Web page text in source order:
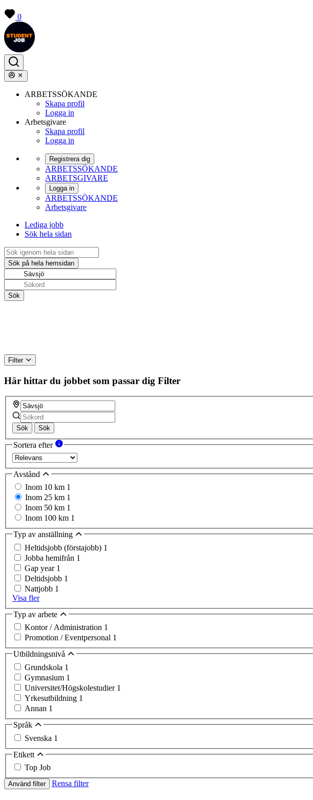
0
ARBETSSÖKANDE
Skapa profil
Logga in
Arbetsgivare
Skapa profil
Logga in
Registrera dig
ARBETSSÖKANDE
ARBETSGIVARE
Logga in
ARBETSSÖKANDE
Arbetsgivare
Lediga jobb
Sök hela sidan
Filter
Här hittar du jobbet som passar dig Filter
Sök Sök
Sortera efter
Avstånd
Inom 10 km 1
Inom 25 km 1
Inom 50 km 1
Inom 100 km 1
Typ av anställning
Heltidsjobb (förstajobb) 1
Jobba hemifrån 1
Gap year 1
Deltidsjobb 1
Nattjobb 1
Visa fler
Typ av arbete
Kontor / Administration 1
Promotion / Eventpersonal 1
Utbildningsnivå
Grundskola 1
Gymnasium 1
Universitet/Högskolestudier 1
Yrkesutbildning 1
Annan 1
Språk
Svenska 1
Etikett
Top Job
Använd filter Rensa filter